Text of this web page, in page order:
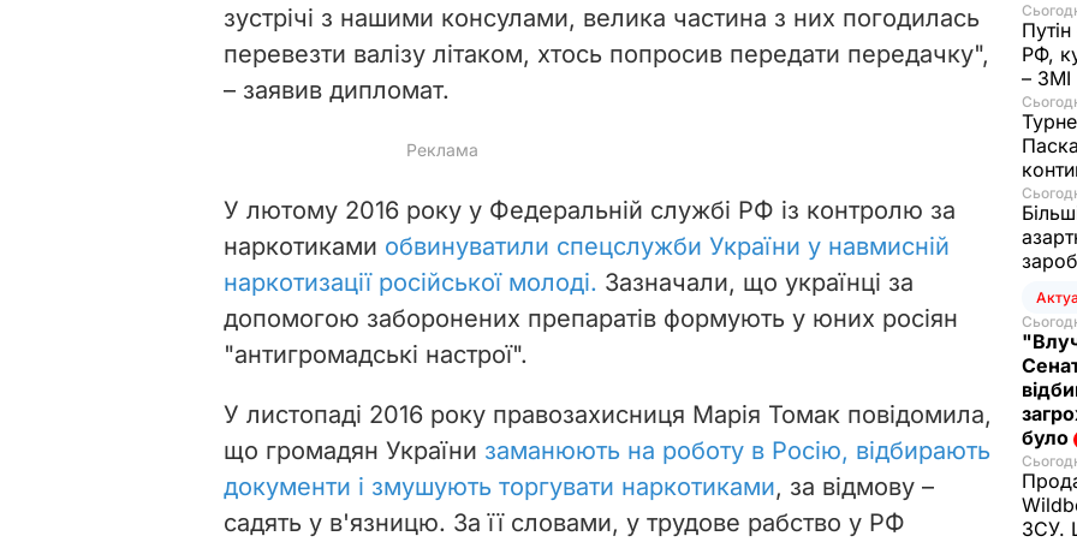
зустрічі з нашими консулами, велика частина з них погодилась
перевезти валізу літаком, хтось попросив передати передачку",
– заявив дипломат.
У лютому 2016 року у Федеральній службі РФ із контролю за
наркотиками обвинуватили спецслужби України у навмисній
наркотизації російської молоді. Зазначали, що українці за
допомогою заборонених препаратів формують у юних росіян
"антигромадські настрої".
У листопаді 2016 року правозахисниця Марія Томак повідомила,
що громадян України заманюють на роботу в Росію, відбирають
документи і змушують торгувати наркотиками, за відмову –
садять у в'язницю. За її словами, у трудове рабство у РФ
РФ,
– ЗМІ
було
ЗСУ.